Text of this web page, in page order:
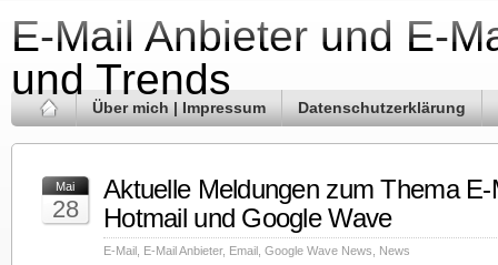
E-Mail Anbieter und E-
und Trends
Über mich | Impressum Datenschutzerklärung
Mai
28
Aktuelle Meldungen zum Thema
Hotmail und Google Wave
E-Mail E-Mail Anbieter, Email Google Wave News News